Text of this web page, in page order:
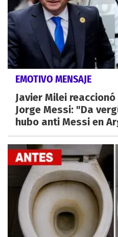
EMOTIVO MENSAJE
Javier Milei
Jorge Messi: "Da
hubo anti Messi en